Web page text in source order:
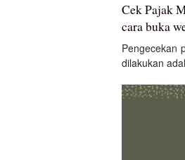
Cek Pajak
cara buka
Pengecekan
dilakukan